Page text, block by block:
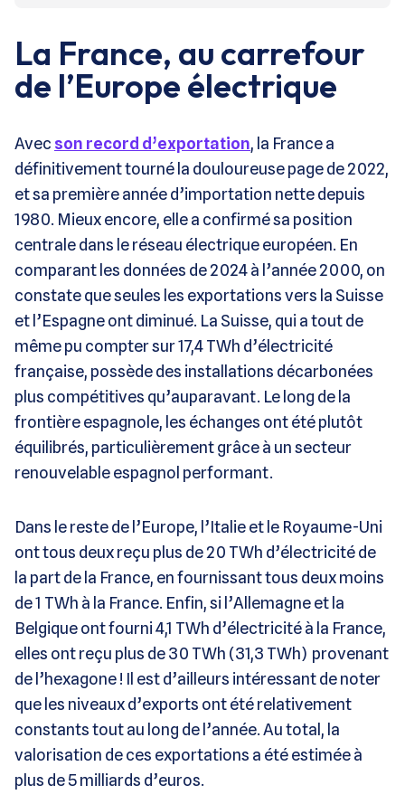
La France, au carrefour
de l’Europe électrique
Avec son record d’exportation, la France a
définitivement tourné la douloureuse page de 2022,
et sa première année d’importation nette depuis
1980. Mieux encore, elle a confirmé sa position
centrale dans le réseau électrique européen. En
comparant les données de 2024 à l’année 2000, on
constate que seules les exportations vers la Suisse
et l’Espagne ont diminué. La Suisse, qui a tout de
même pu compter sur 17,4 TWh d’électricité
française, possède des installations décarbonées
plus compétitives qu’auparavant. Le long de la
frontière espagnole, les échanges ont été plutôt
équilibrés, particulièrement grâce à un secteur
renouvelable espagnol performant.
Dans le reste de l’Europe, l’Italie et le Royaume-Uni
ont tous deux reçu plus de 20 TWh d’électricité de
la part de la France, en fournissant tous deux moins
de 1 TWh à la France. Enfin, si l’Allemagne et la
Belgique ont fourni 4,1 TWh d’électricité à la France,
elles ont reçu plus de 30 TWh (31,3 TWh) provenant
de l’hexagone ! Il est d’ailleurs intéressant de noter
que les niveaux d’exports ont été relativement
constants tout au long de l’année. Au total, la
valorisation de ces exportations a été estimée à
plus de 5 milliards d’euros.